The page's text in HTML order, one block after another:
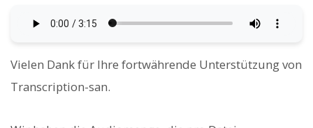
Vielen Dank für Ihre fortwährende Unterstützung von
Transcription-san.